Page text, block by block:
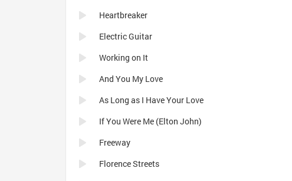
Heartbreaker
Electric Guitar
Working on It
And You My Love
As Long as I Have Your Love
If You Were Me (Elton John)
Freeway
Florence Streets